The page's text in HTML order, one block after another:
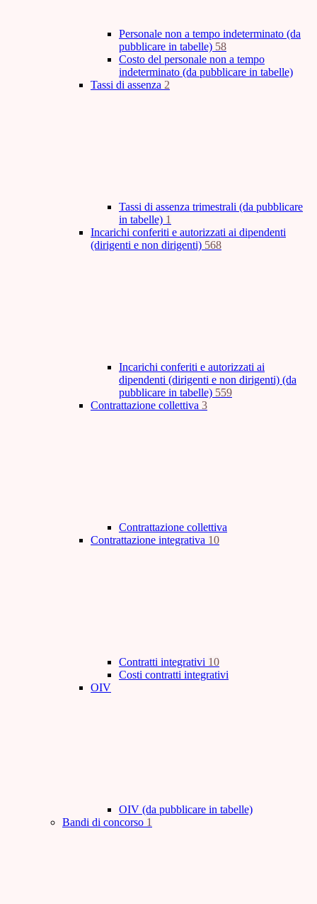
Personale non a tempo indeterminato (da
pubblicare in tabelle) 58
Costo del personale non a tempo
indeterminato (da pubblicare in tabelle)
Tassi di assenza 2
Tassi di assenza trimestrali (da pubblicare
in tabelle) 1
Incarichi conferiti e autorizzati ai dipendenti
(dirigenti e non dirigenti) 568
Incarichi conferiti e autorizzati ai
dipendenti (dirigenti e non dirigenti) (da
pubblicare in tabelle) 559
Contrattazione collettiva 3
Contrattazione collettiva
Contrattazione integrativa 10
Contratti integrativi 10
Costi contratti integrativi
OIV
OIV (da pubblicare in tabelle)
Bandi di concorso 1